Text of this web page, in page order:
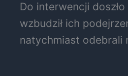
Do interwencji
wzbudził ich
natychmiast odebrali